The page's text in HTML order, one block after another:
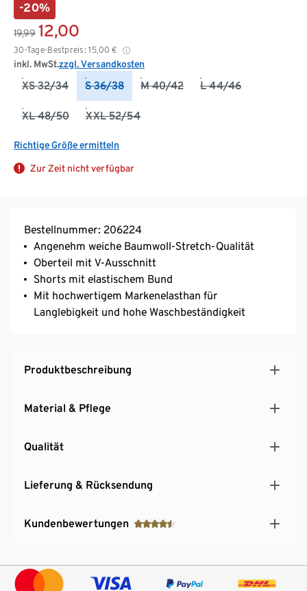
-20%
19,99 12,00
30-Tage-Bestpreis: 15,00 €
inkl. MwSt.zzgl. Versandkosten
XS 32/34 S 36/38 M 40/42 L 44/46
XL 48/50 XXL 52/54
Richtige Größe ermitteln
Zur Zeit nicht verfügbar
Bestellnummer: 206224
Angenehm weiche Baumwoll-Stretch-Qualität
Oberteil mit V-Ausschnitt
Shorts mit elastischem Bund
Mit hochwertigem Markenelasthan für
Langlebigkeit und hohe Waschbeständigkeit
Produktbeschreibung
Material & Pflege
Qualität
Lieferung & Rücksendung
Kundenbewertungen